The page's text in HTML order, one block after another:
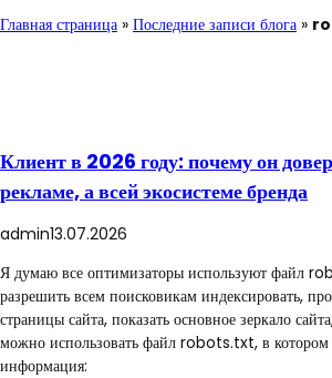
Главная страница » Последние записи блога »
Клиент в 2026 году: почему он
рекламе, а всей экосистеме бренда
admin13.07.2026
Я думаю все оптимизаторы используют файл
разрешить всем поисковикам индексировать,
страницы сайта, показать основное зеркало
можно использовать файл robots.txt, в котором
информация: